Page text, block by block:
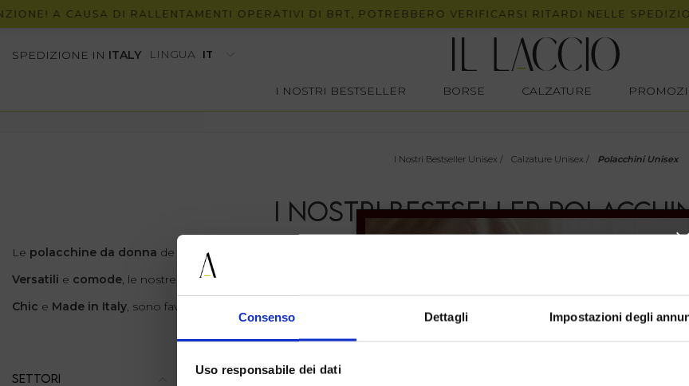
Consenso Dettagli Impostazioni degli
Uso responsabile dei dati
A CAUSA DI RALLENTAMENTI OPERATIVI DI BRT, POTREBBERO VERIFICARSI RITARDI NELLE
SPEDIZIONE IN ITALY LINGUA
I NOSTRI BESTSELLER BORSE CALZATURE
I Nostri Bestseller Unisex / Calzature Unisex / Polacchini Unisex
I NOSTRI BESTSELLER
Le polacchine da donna de Il Laccio sono calzature dal
Versatili e comode, le nostre polacchine sono pensate appositamente per aggiungere un
Chic e Made in Italy, sono favolose in
SETTORI